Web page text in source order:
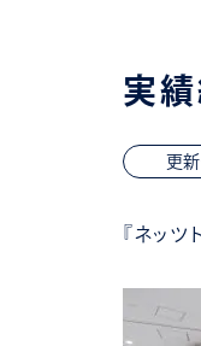
実績
更
『ネッツ